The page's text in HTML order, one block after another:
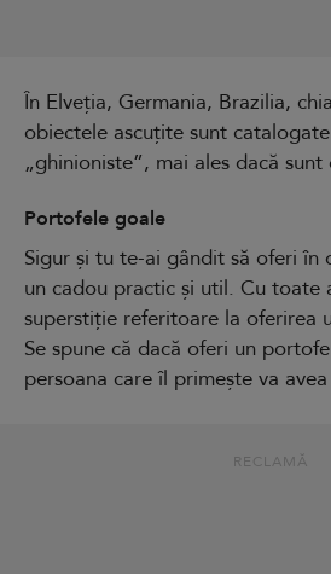
În Elveția, Germania, Brazilia,
obiectele ascuțite sunt
„ghinioniste”, mai ales dacă
Portofele goale
Sigur și tu te-ai gândit să oferi în
un cadou practic și util. Cu toate
superstiție referitoare la oferirea
Se spune că dacă oferi un
persoana care îl primește va
RECLAMĂ